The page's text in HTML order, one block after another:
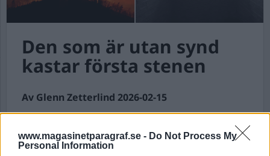
www.magasinetparagraf.se - Do Not Process My
Personal Information
Den som är utan synd
kastar första stenen
Av Glenn Zetterlind 2026-02-15
Kloka ord från den där snickarn från Nazareth
som kanske förtjänar lite uppmärksamhet och
eftertanke? För vem är egentligen utan synd,